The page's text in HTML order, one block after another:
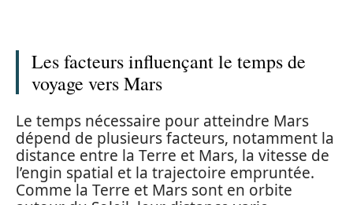
Les facteurs influençant le temps de
voyage vers Mars
Le temps nécessaire pour atteindre Mars
dépend de plusieurs facteurs, notamment la
distance entre la Terre et Mars, la vitesse de
l’engin spatial et la trajectoire empruntée.
Comme la Terre et Mars sont en orbite